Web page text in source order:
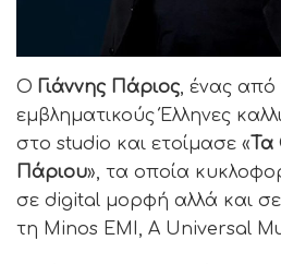
Ο Γιάννης Πάριος, ένας από
εμβληματικούς Έλληνες
στο studio και ετοίμασε « Τα
Πάριου», τα οποία
σε digital μορφή αλλά και
τη Minos EMI, A Universal